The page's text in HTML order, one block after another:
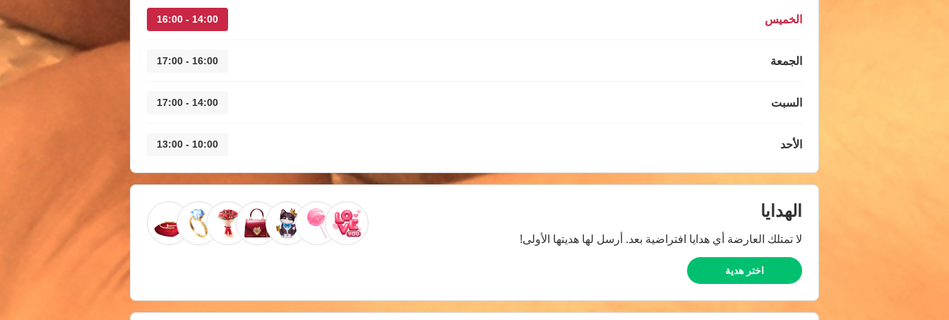
الخميس 14:00 - 16:00
الجمعة 16:00 - 17:00
السبت 14:00 - 17:00
الأحد 10:00 - 13:00
الهدايا
لا تمتلك العارضة أي هدايا افتراضية بعد. أرسل لها هديتها الأولى!
اختر هدية